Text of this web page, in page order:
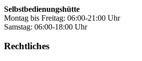
Selbstbedienungshütte
Montag bis Freitag: 06:00-21:00 Uhr
Samstag: 06:00-18:00 Uhr
Rechtliches